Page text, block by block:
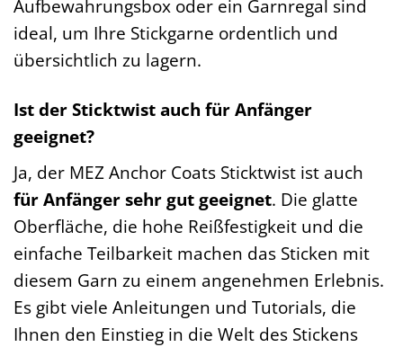
Aufbewahrungsbox oder ein Garnregal sind
ideal, um Ihre Stickgarne ordentlich und
übersichtlich zu lagern.
Ist der Sticktwist auch für Anfänger
geeignet?
Ja, der MEZ Anchor Coats Sticktwist ist auch
für Anfänger sehr gut geeignet. Die glatte
Oberfläche, die hohe Reißfestigkeit und die
einfache Teilbarkeit machen das Sticken mit
diesem Garn zu einem angenehmen Erlebnis.
Es gibt viele Anleitungen und Tutorials, die
Ihnen den Einstieg in die Welt des Stickens